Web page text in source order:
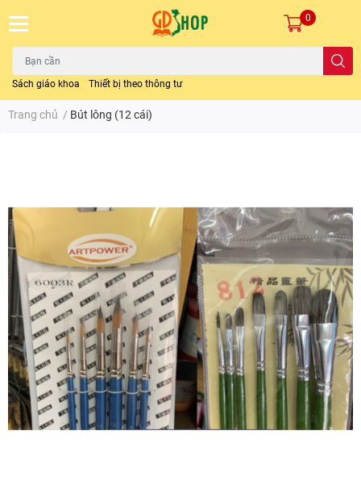
Sách giáo khoa Thiết bị theo thông tư
0
Trang chủ / Bút lông (12 cái)